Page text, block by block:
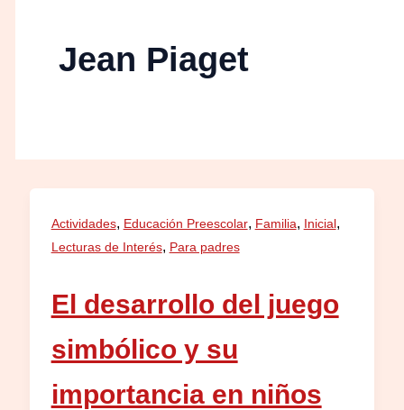
Jean Piaget
Actividades, Educación Preescolar, Familia, Inicial,
Lecturas de Interés, Para padres
El desarrollo del juego
simbólico y su
importancia en niños